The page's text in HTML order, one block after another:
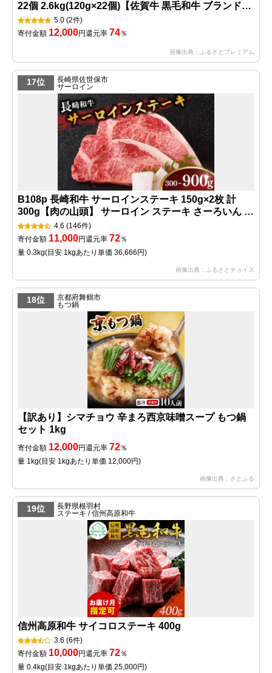
22個 2.6kg(120g×22個)【佐賀牛 黒毛和牛 ブランド牛
九州 ハンバーグ 牛肉 豚肉 国産 お弁当 おかず 惣菜 お
すすめ 人気】(H083106)
5.0 (2件)
寄付金額 12,000円還元率 74％
画像出典：ふるさとプレミアム
17位
長崎県佐世保市
サーロイン
B108p 長崎和牛 サーロインステーキ 150g×2枚 計
300g【肉の山頭】 サーロイン ステーキ さーろいん す
てーき ステーキ肉 すてーき肉 牛肉 国産 ブランド 和
牛 黒毛和牛
4.6 (146件)
寄付金額 11,000円還元率 72％
量 0.3kg(目安 1kgあたり単価 36,666円)
画像出典：ふるさとチョイス
18位
京都府舞鶴市
もつ鍋
【訳あり】シマチョウ 辛まろ西京味噌スープ もつ鍋
セット 1kg
寄付金額 12,000円還元率 72％
量 1kg(目安 1kgあたり単価 12,000円)
画像出典：さとふる
19位
長野県根羽村
ステーキ / 信州高原和牛
信州高原和牛 サイコロステーキ 400g
3.6 (6件)
寄付金額 10,000円還元率 72％
量 0.4kg(目安 1kgあたり単価 25,000円)